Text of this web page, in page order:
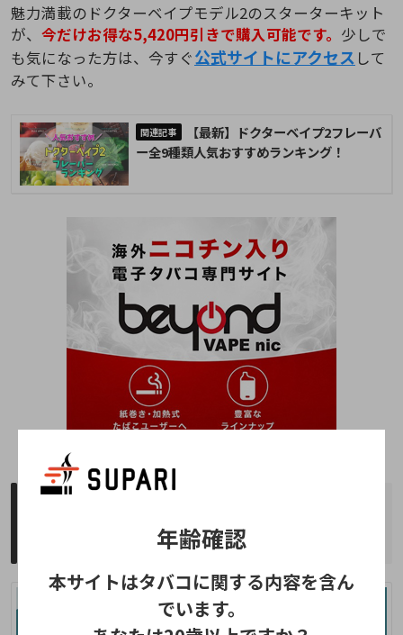
魅力満載のドクターベイプモデル2のスターターキット
が、 今だけお得な5,420円引きで購入可能です。 少しで
も気になった方は、今すぐ公式サイトにアクセス して
みて下さい。
【最新】ドクターベイプ2フレーバ
ー全9種類人気おすすめランキング！
成分のみで体に影響はないのか調査！
年齢確認
本サイトはタバコに関する内容を含ん
でいます。